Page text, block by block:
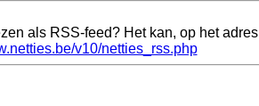
als RSS-feed? Het kan, op het adres
v10/netties_rss.php